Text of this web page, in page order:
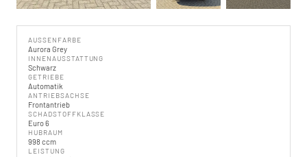
AUSSENFARBE
Aurora Grey
INNENAUSSTATTUNG
Schwarz
GETRIEBE
Automatik
ANTRIEBSACHSE
Frontantrieb
SCHADSTOFFKLASSE
Euro 6
HUBRAUM
998 ccm
LEISTUNG